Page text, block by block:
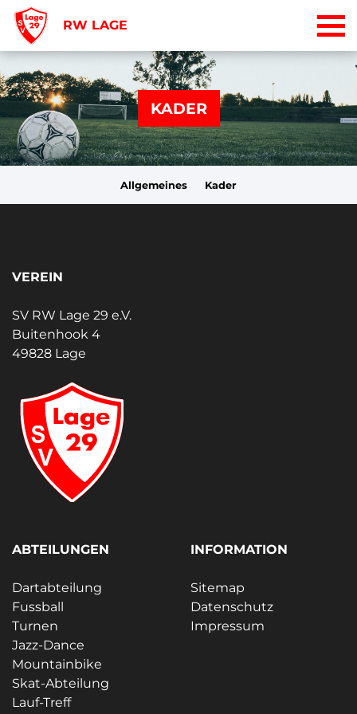
RW LAGE
KADER
Allgemeines Kader
VEREIN
SV RW Lage 29 e.V.
Buitenhook 4
49828 Lage
ABTEILUNGEN
Dartabteilung
Fussball
Turnen
Jazz-Dance
Mountainbike
Skat-Abteilung
Lauf-Treff
INFORMATION
Sitemap
Datenschutz
Impressum